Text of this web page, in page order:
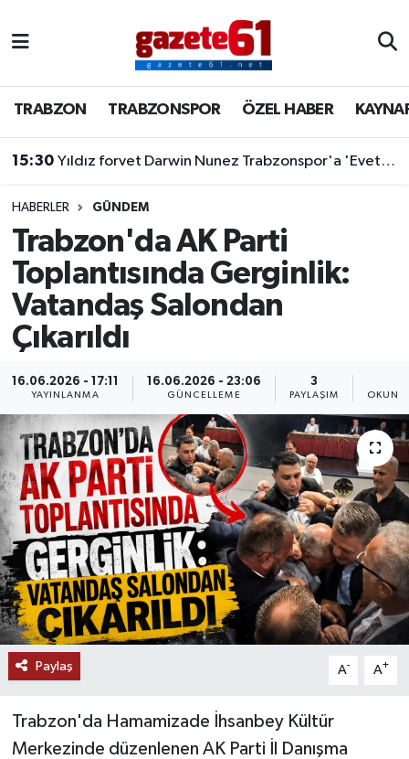
TRABZON TRABZONSPOR ÖZEL HABER
15:30 Yıldız forvet Darwin Nunez Trabzonspor'a 'Evet' dedi
HABERLER GÜNDEM
Trabzon'da AK Parti
Toplantısında Gerginlik:
Vatandaş Salondan
Çıkarıldı
16.06.2026 - 17:11
YAYINLANMA
16.06.2026 - 23:06
GÜNCELLEME
3
PAYLAŞIM
Paylaş A- A+
Trabzon'da Hamamizade İhsanbey Kültür
Merkezinde düzenlenen AK Parti İl Danışma
TRABZONSPOR
ÖZEL HABER
KAYNAR KAZAN
SİYASET
GÜNDEM
Trabzon Nöbetçi Eczaneler
Trabzon Hava Durumu
Trabzon Namaz Vakitleri
Trabzon Trafik Yoğunluk Haritası
Süper Lig Puan Durumu ve Fikstür
Tüm Manşetler
Son Dakika Haberleri
Haber Arşivi